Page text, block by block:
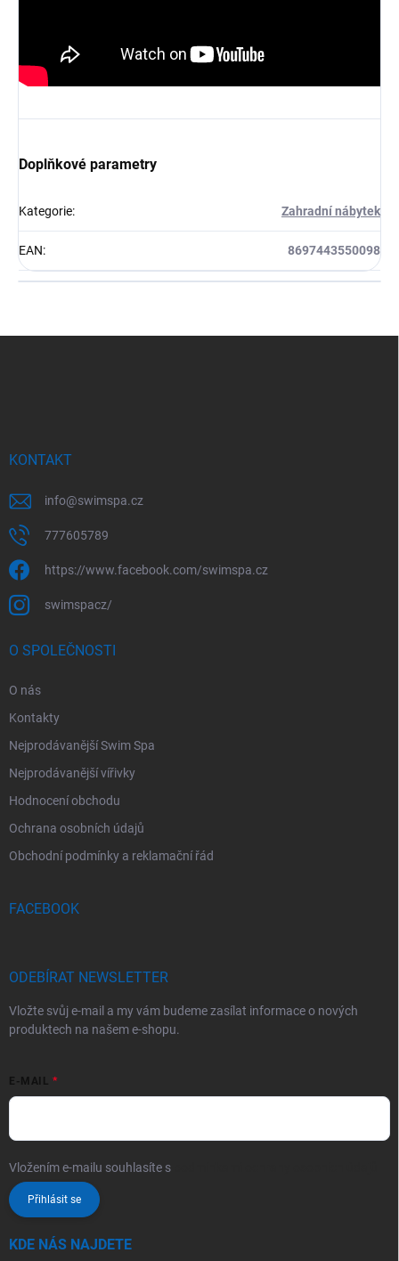
Doplňkové parametry
Kategorie: Zahradní nábytek
EAN: 8697443550098
KONTAKT
info@swimspa.cz
777605789
https://www.facebook.com/swimspa.cz
swimspacz/
O SPOLEČNOSTI
O nás
Kontakty
Nejprodávanější Swim Spa
Nejprodávanější vířivky
Hodnocení obchodu
Ochrana osobních údajů
Obchodní podmínky a reklamační řád
FACEBOOK
ODEBÍRAT NEWSLETTER
Vložte svůj e-mail a my vám budeme zasílat informace o nových
produktech na našem e-shopu.
E-MAIL
Vložením e-mailu souhlasíte s
Přihlásit se
KDE NÁS NAJDETE